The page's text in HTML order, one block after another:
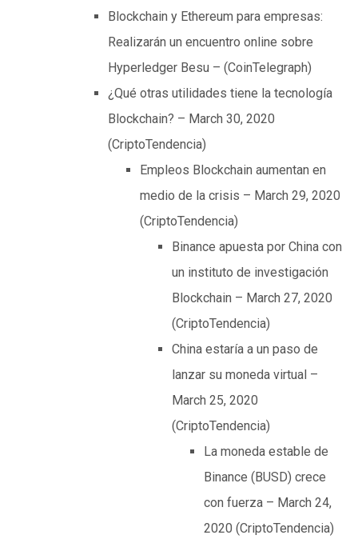
Blockchain y Ethereum para empresas:
Realizarán un encuentro online sobre
Hyperledger Besu – (CoinTelegraph)
¿Qué otras utilidades tiene la tecnología
Blockchain? – March 30, 2020
(CriptoTendencia)
Empleos Blockchain aumentan en
medio de la crisis – March 29, 2020
(CriptoTendencia)
Binance apuesta por China con
un instituto de investigación
Blockchain – March 27, 2020
(CriptoTendencia)
China estaría a un paso de
lanzar su moneda virtual –
March 25, 2020
(CriptoTendencia)
La moneda estable de
Binance (BUSD) crece
con fuerza – March 24,
2020 (CriptoTendencia)